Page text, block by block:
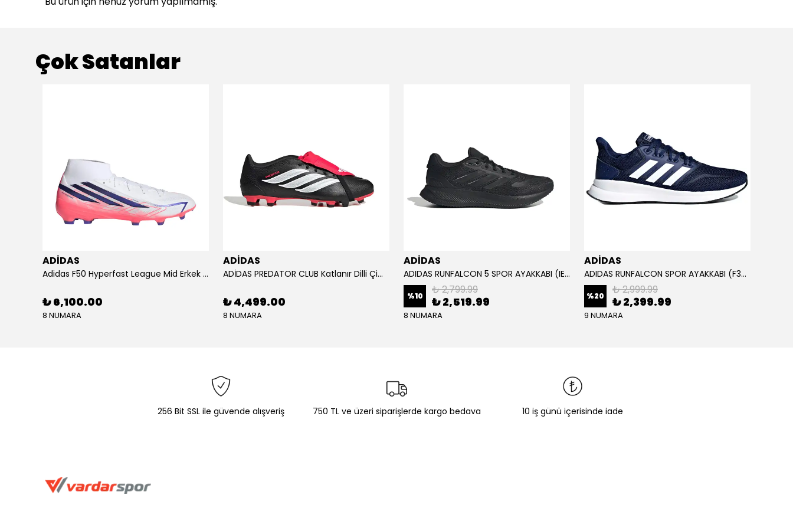
Çok Satanlar
ADİDAS
Adidas F50 Hyperfast League Mid Erkek Krampon (IH7090)
₺ 6,100.00
8 NUMARA
ADİDAS
ADİDAS PREDATOR CLUB Katlanır Dilli Çim Saha/Çoklu Zemin Kramponu JR3330
₺ 4,499.00
8 NUMARA
ADİDAS
ADIDAS RUNFALCON 5 SPOR AYAKKABI (IE8812)
%10 ₺ 2,799.99
₺ 2,519.99
8 NUMARA
ADİDAS
ADIDAS RUNFALCON SPOR AYAKKABI (F36201)
%20 ₺ 2,999.99
₺ 2,399.99
9 NUMARA
256 Bit SSL ile güvende alışveriş 750 TL ve üzeri siparişlerde kargo bedava 10 iş günü içerisinde iade